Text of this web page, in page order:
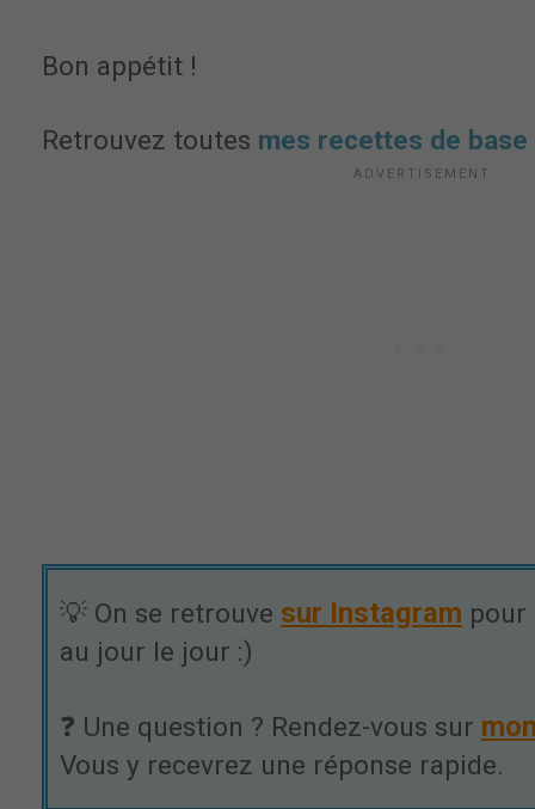
Bon appétit !
Retrouvez toutes mes recettes de
💡 On se retrouve sur Instagram pour
au jour le jour :)
❓ Une question ? Rendez-vous sur
Vous y recevrez une réponse rapide.